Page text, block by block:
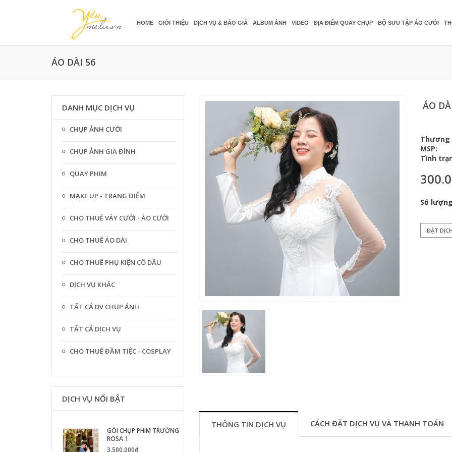
HOME GIỚI THIỆU DỊCH VỤ & BÁO GIÁ ALBUM ẢNH VIDEO ĐỊA ĐIỂM QUAY CHỤP BỘ SƯU TẬP ÁO CƯỚI
ÁO DÀI 56
DANH MỤC DỊCH VỤ
CHỤP ẢNH CƯỚI
CHỤP ẢNH GIA ĐÌNH
QUAY PHIM
MAKE UP - TRANG ĐIỂM
CHO THUÊ VÁY CƯỚI - ÁO CƯỚI
CHO THUÊ ÁO DÀI
CHO THUÊ PHỤ KIỆN CÔ DÂU
DỊCH VỤ KHÁC
TẤT CẢ DV CHỤP ẢNH
TẤT CẢ DỊCH VỤ
CHO THUÊ ĐẦM TIỆC - COSPLAY
DỊCH VỤ NỔI BẬT
GÓI CHỤP PHIM TRƯỜNG
ROSA 1
3.500.000₫
ÁO
Thương
MSP:
Tình
Số
ĐẶT
THÔNG TIN DỊCH VỤ CÁCH ĐẶT DỊCH VỤ VÀ THANH TOÁN